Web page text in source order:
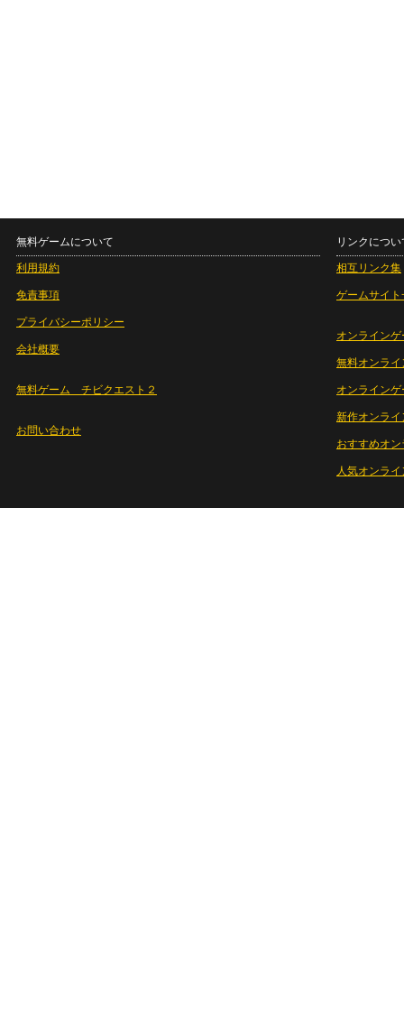
無料ゲームについて
利用規約
免責事項
プライバシーポリシー
会社概要
無料ゲーム チビクエスト２
お問い合わせ
リンクについ
相互リンク集
ゲームサイト
オンラインゲ
無料オンライ
オンライン
新作オンライ
おすすめオ
人気オンラ